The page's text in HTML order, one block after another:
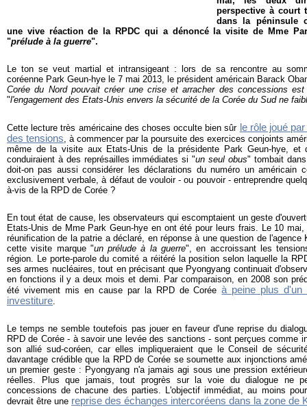
perspective à court
dans la péninsule
une vive réaction de la RPDC qui a dénoncé la visite de Mme
"prélude à la guerre".
Le ton se veut martial et intransigeant : lors de sa rencontre au
coréenne Park Geun-hye le 7 mai 2013, le président américain Barack
Corée du Nord pouvait créer une crise et arracher des concessions est
"l'engagement des Etats-Unis envers la sécurité de la Corée du Sud ne
Cette lecture très américaine des choses occulte bien sûr le rôle joué
des tensions , à commencer par la poursuite des exercices conjoints
même de la visite aux Etats-Unis de la présidente Park Geun-hye, et
conduiraient à des représailles immédiates si "un seul obus" tombait
doit-on pas aussi considérer les déclarations du numéro un américain
exclusivement verbale, à défaut de vouloir - ou pouvoir - entreprendre
à-vis de la RPD de Corée ?
En tout état de cause, les observateurs qui escomptaient un geste
Etats-Unis de Mme Park Geun-hye en ont été pour leurs frais. Le 10
réunification de la patrie a déclaré, en réponse à une question de l'agence
cette visite marque "un prélude à la guerre", en accroissant les
région. Le porte-parole du comité a réitéré la position selon laquelle la
ses armes nucléaires, tout en précisant que Pyongyang continuait
en fonctions il y a deux mois et demi. Par comparaison, en 2008 son
été vivement mis en cause par la RPD de Coréeà peine plus d'un
investiture
Le temps ne semble toutefois pas jouer en faveur d'une reprise du
RPD de Corée - à savoir une levée des sanctions - sont perçues comme
son allié sud-coréen, car elles impliqueraient que le Conseil de
davantage crédible que la RPD de Corée se soumette aux injonctions
un premier geste : Pyongyang n'a jamais agi sous une pression
réelles. Plus que jamais, tout progrès sur la voie du dialogue ne
concessions de chacune des parties. L'objectif immédiat, au moins
devrait être une reprise des échanges intercoréens dans la zone de